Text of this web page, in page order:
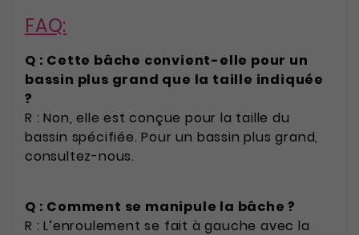
FAQ:
Q : Cette bâche convient-elle pour un
bassin plus grand que la taille indiquée
?
R : Non, elle est conçue pour la taille du
bassin spécifiée. Pour un bassin plus grand,
consultez-nous.
Q : Comment se manipule la bâche ?
R : L’enroulement se fait à gauche avec la